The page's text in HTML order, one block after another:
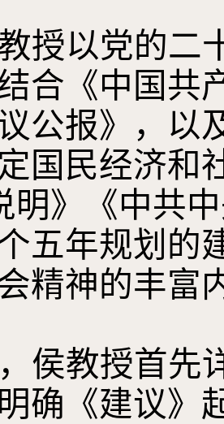
授以党的二
合《中国共
公报》，以
国民经济和
明》《中共
五年规划的
精神的丰富
侯教授首先
确《建议》